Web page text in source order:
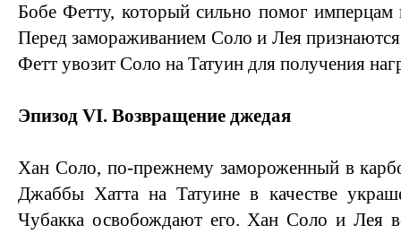
Бобе Фетту, который сильно помог имперцам
Перед замораживанием Соло и Лея
Фетт увозит Соло на Татуин для получения
Эпизод VI. Возвращение джедая
Хан Соло, по-прежнему замороженный в
Джаббы Хатта на Татуине в качестве
Чубакка освобождают его. Хан Соло и Лея